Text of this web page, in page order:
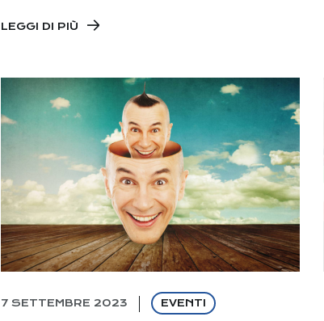
LEGGI DI PIÙ
7 SETTEMBRE 2023 EVENTI